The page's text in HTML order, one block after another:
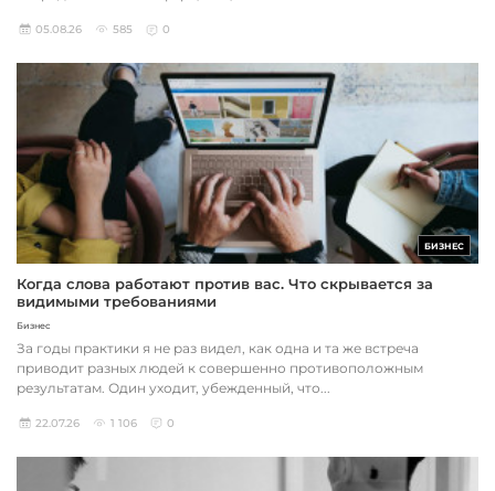
05.08.26 585 0
БИЗНЕС
Когда слова работают против вас. Что скрывается за
видимыми требованиями
Бизнес
За годы практики я не раз видел, как одна и та же встреча
приводит разных людей к совершенно противоположным
результатам. Один уходит, убежденный, что...
22.07.26 1 106 0